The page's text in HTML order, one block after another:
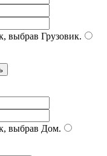
выбрав Грузовик.
выбрав Дом.